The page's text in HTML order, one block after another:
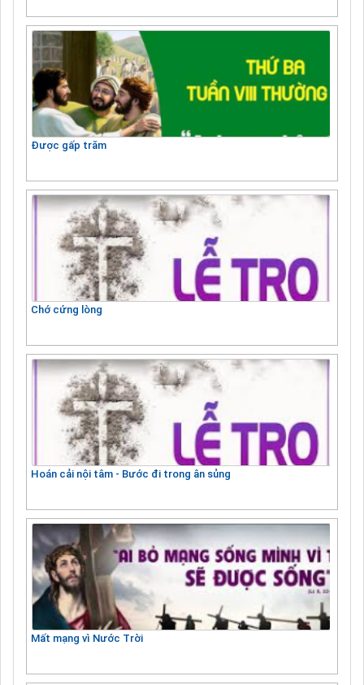
Được gấp trăm
Chớ cứng lòng
Hoán cải nội tâm - Bước đi trong ân sủng
Mất mạng vì Nước Trời